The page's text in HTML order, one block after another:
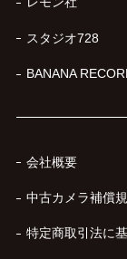
スタジオ728
BANANA
会社概要
中古カメラ補償
特定商取引法に